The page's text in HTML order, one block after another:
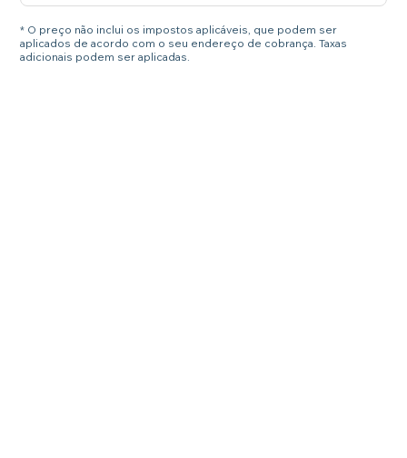
* O preço não inclui os impostos aplicáveis, que podem ser
aplicados de acordo com o seu endereço de cobrança. Taxas
adicionais podem ser aplicadas.